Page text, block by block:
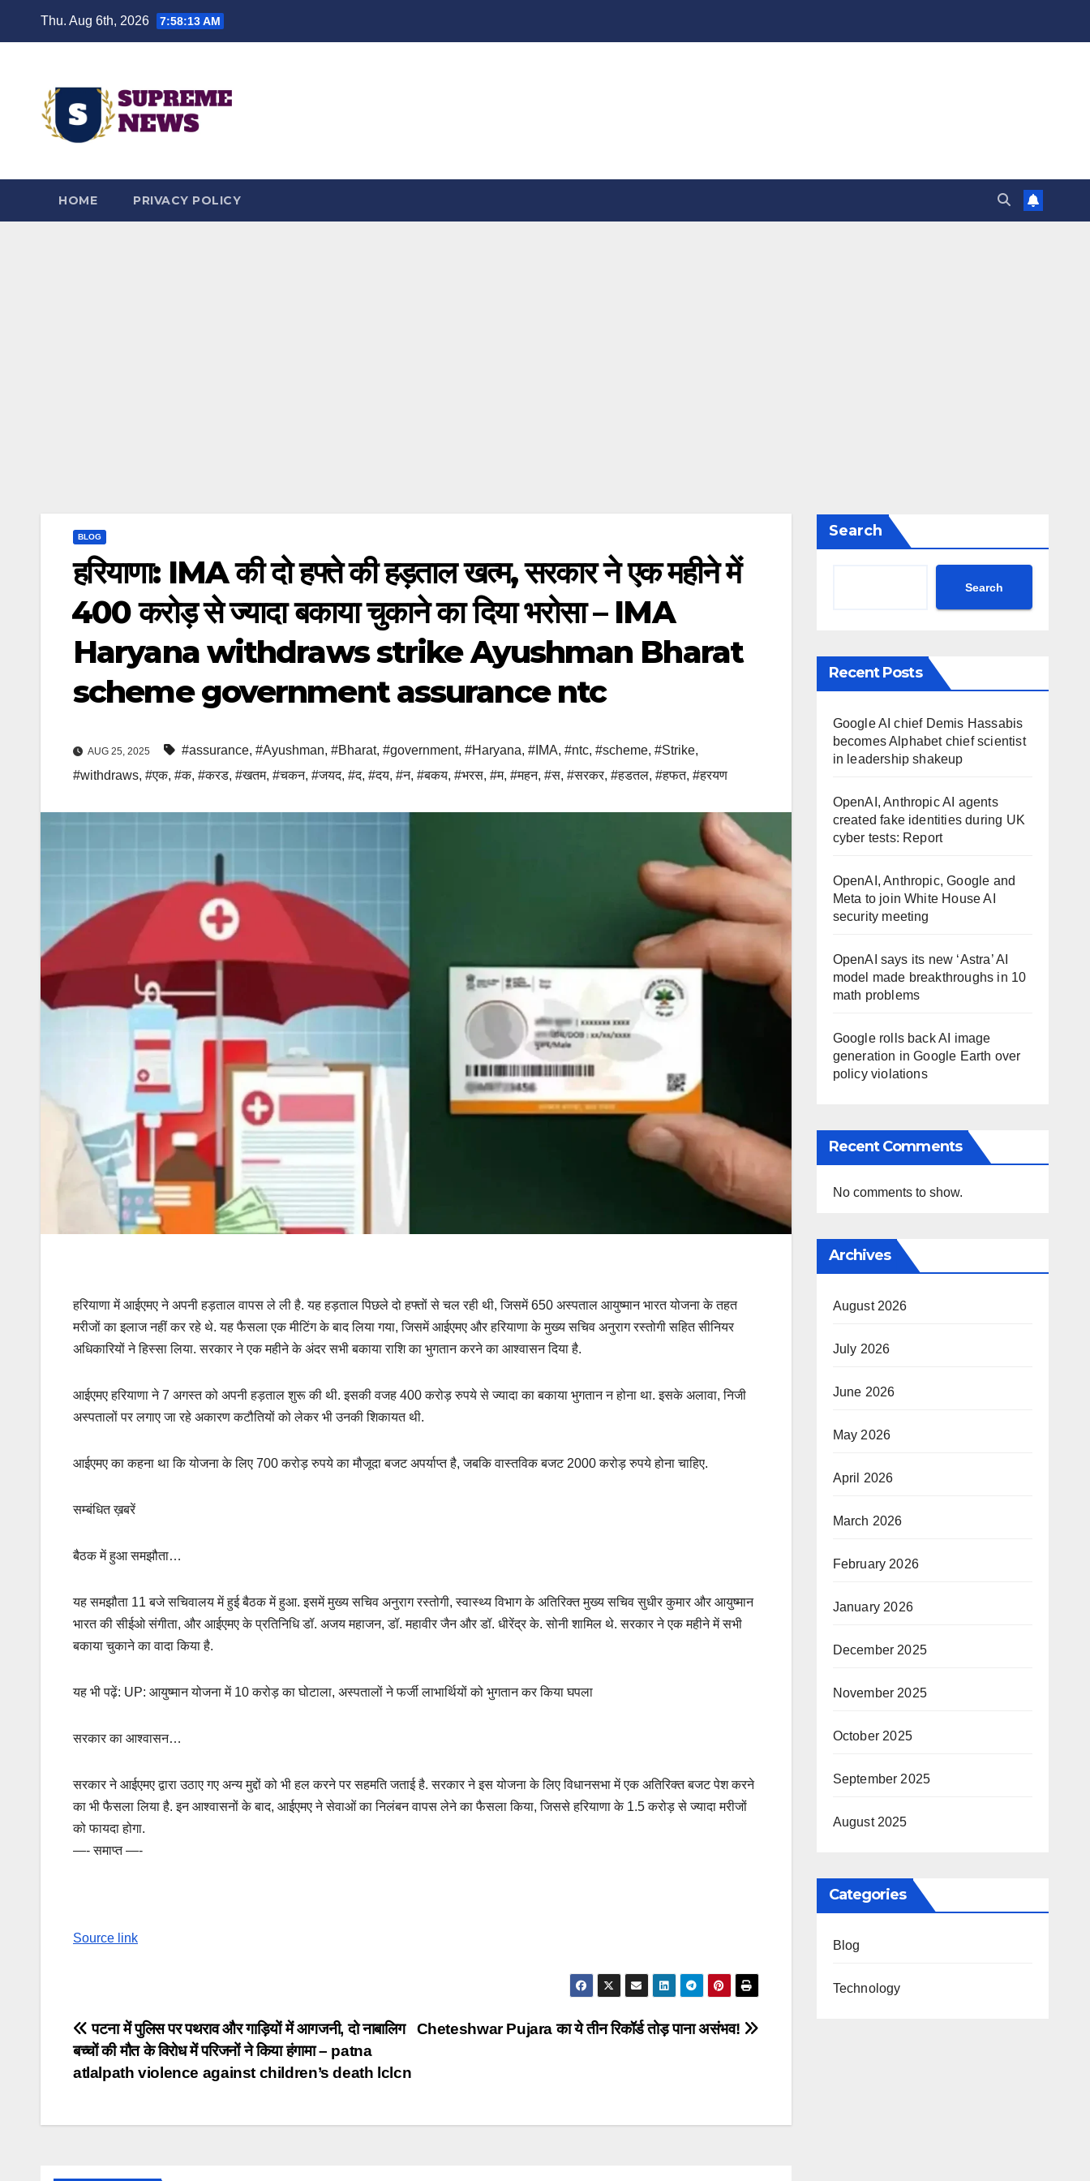
Thu. Aug 6th, 2026 7:58:14 AM
HOME PRIVACY POLICY
BLOG
हरियाणा: IMA की दो हफ्ते की हड़ताल खत्म, सरकार ने एक महीने में
₹400 करोड़ से ज्यादा बकाया चुकाने का दिया भरोसा – IMA
Haryana withdraws strike Ayushman Bharat
scheme government assurance ntc
AUG 25, 2025 #assurance, #Ayushman, #Bharat, #government, #Haryana, #IMA, #ntc, #scheme, #Strike,
#withdraws, #एक, #क, #करड, #खतम, #चकन, #जयद, #द, #दय, #न, #बकय, #भरस, #म, #महन, #स, #सरकर, #हडतल, #हफत, #हरयण
हरियाणा में आईएमए ने अपनी हड़ताल वापस ले ली है. यह हड़ताल पिछले दो हफ्तों से चल रही थी, जिसमें 650 अस्पताल आयुष्मान भारत योजना के तहत
मरीजों का इलाज नहीं कर रहे थे. यह फैसला एक मीटिंग के बाद लिया गया, जिसमें आईएमए और हरियाणा के मुख्य सचिव अनुराग रस्तोगी सहित सीनियर
अधिकारियों ने हिस्सा लिया. सरकार ने एक महीने के अंदर सभी बकाया राशि का भुगतान करने का आश्वासन दिया है.
आईएमए हरियाणा ने 7 अगस्त को अपनी हड़ताल शुरू की थी. इसकी वजह 400 करोड़ रुपये से ज्यादा का बकाया भुगतान न होना था. इसके अलावा, निजी
अस्पतालों पर लगाए जा रहे अकारण कटौतियों को लेकर भी उनकी शिकायत थी.
आईएमए का कहना था कि योजना के लिए 700 करोड़ रुपये का मौजूदा बजट अपर्याप्त है, जबकि वास्तविक बजट 2000 करोड़ रुपये होना चाहिए.
सम्बंधित ख़बरें
बैठक में हुआ समझौता…
यह समझौता 11 बजे सचिवालय में हुई बैठक में हुआ. इसमें मुख्य सचिव अनुराग रस्तोगी, स्वास्थ्य विभाग के अतिरिक्त मुख्य सचिव सुधीर कुमार और आयुष्मान
भारत की सीईओ संगीता, और आईएमए के प्रतिनिधि डॉ. अजय महाजन, डॉ. महावीर जैन और डॉ. धीरेंद्र के. सोनी शामिल थे. सरकार ने एक महीने में सभी
बकाया चुकाने का वादा किया है.
यह भी पढ़ें: UP: आयुष्मान योजना में 10 करोड़ का घोटाला, अस्पतालों ने फर्जी लाभार्थियों को भुगतान कर किया घपला
सरकार का आश्वासन…
सरकार ने आईएमए द्वारा उठाए गए अन्य मुद्दों को भी हल करने पर सहमति जताई है. सरकार ने इस योजना के लिए विधानसभा में एक अतिरिक्त बजट पेश करने
का भी फैसला लिया है. इन आश्वासनों के बाद, आईएमए ने सेवाओं का निलंबन वापस लेने का फैसला किया, जिससे हरियाणा के 1.5 करोड़ से ज्यादा मरीजों
को फायदा होगा.
—- समाप्त —-
Source link
Post
navigation
Cheteshwar Pujara का ये तीन रिकॉर्ड तोड़ पाना असंभव!
पटना में पुलिस पर पथराव और गाड़ियों में आगजनी, दो नाबालिग
बच्चों की मौत के विरोध में परिजनों ने किया हंगामा – patna
atlalpath violence against children’s death lclcn
Search
Search
Recent Posts
Google AI chief Demis Hassabis
becomes Alphabet chief scientist
in leadership shakeup
OpenAI, Anthropic AI agents
created fake identities during UK
cyber tests: Report
OpenAI, Anthropic, Google and
Meta to join White House AI
security meeting
OpenAI says its new ‘Astra’ AI
model made breakthroughs in 10
math problems
Google rolls back AI image
generation in Google Earth over
policy violations
Recent Comments
No comments to show.
Archives
August 2026
July 2026
June 2026
May 2026
April 2026
March 2026
February 2026
January 2026
December 2025
November 2025
October 2025
September 2025
August 2025
Categories
Blog
Technology